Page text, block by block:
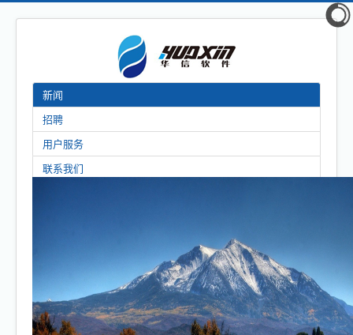
新闻
招聘
用户服务
联系我们
人力资源管理
智慧停车